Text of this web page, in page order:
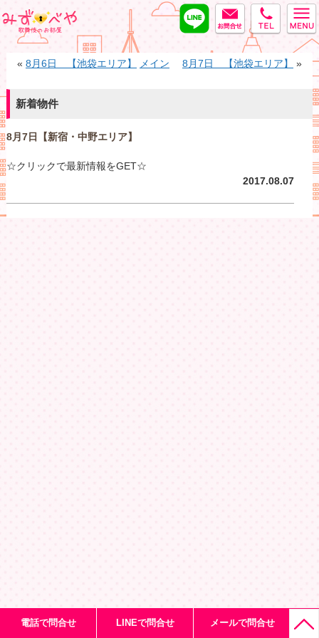
tel
MAIL
LINE
« 8月6日 【池袋エリア】 メイン 8月7日 【池袋エリア】 »
新着物件
8月7日【新宿・中野エリア】
☆クリックで最新情報をGET☆
2017.08.07
電話で問合せ LINEで問合せ メールで問合せ